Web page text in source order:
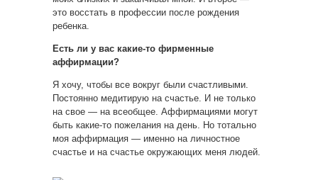
это восстать в профессии после рождения
ребенка.
Есть ли у вас какие-то фирменные
аффирмации?
Я хочу, чтобы все вокруг были счастливыми.
Постоянно медитирую на счастье. И не только
на свое — на всеобщее. Аффирмациями могут
быть какие-то пожелания на день. Но тотально
моя аффирмация — именно на личностное
счастье и на счастье окружающих меня людей.